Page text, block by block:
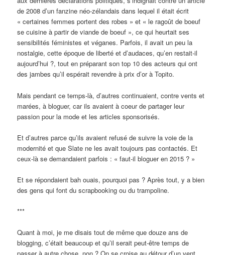
de 2008 d’un fanzine néo-zélandais dans lequel il était écrit
« certaines femmes portent des robes » et « le ragoût de boeuf
se cuisine à partir de viande de boeuf », ce qui heurtait ses
sensibilités féministes et véganes. Parfois, il avait un peu la
nostalgie, cette époque de liberté et d’audaces, qu’en restait-il
aujourd’hui ?, tout en préparant son top 10 des acteurs qui ont
des jambes qu’il espérait revendre à prix d’or à Topito.
Mais pendant ce temps-là, d’autres continuaient, contre vents et
marées, à bloguer, car ils avaient à coeur de partager leur
passion pour la mode et les articles sponsorisés.
Et d’autres parce qu’ils avaient refusé de suivre la voie de la
modernité et que Slate ne les avait toujours pas contactés. Et
ceux-là se demandaient parfois : « faut-il bloguer en 2015 ? »
Et se répondaient bah ouais, pourquoi pas ? Après tout, y a bien
des gens qui font du scrapbooking ou du trampoline.
***
Quant à moi, je me disais tout de même que douze ans de
blogging, c’était beaucoup et qu’il serait peut-être temps de